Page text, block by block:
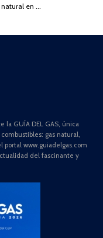
en …
la GUÍA DEL GAS, única
gas natural,
portal www.guiadelgas.com
del fascinante y